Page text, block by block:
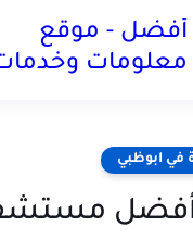
أفضل - موقع
معلومات
في ابوظبي
أفضل